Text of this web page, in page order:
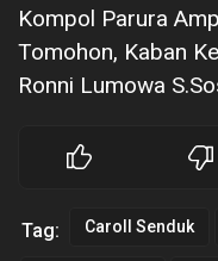
Kompol Parura
Tomohon, Kaban
Ronni Lumowa
Tag: Caroll Senduk